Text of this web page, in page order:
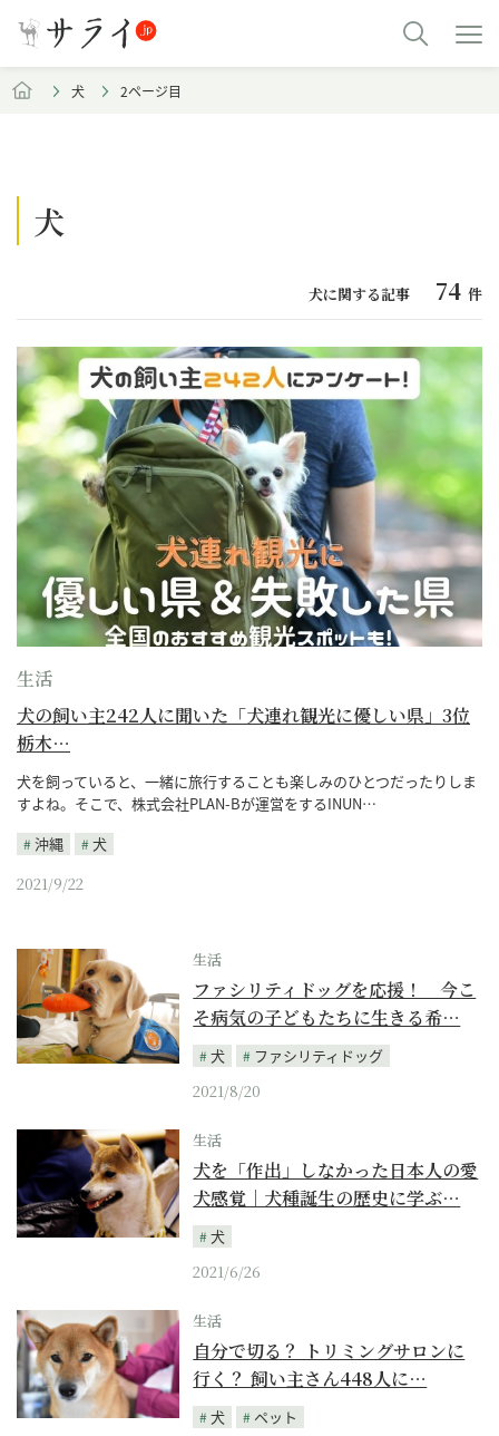
犬 2ページ目
犬
犬に関する記事 74 件
生活
犬の飼い主242人に聞いた「犬連れ観光に優しい県」3位
栃木…
犬を飼っていると、一緒に旅行することも楽しみのひとつだったりしま
すよね。そこで、株式会社PLAN-Bが運営をするINUN…
沖縄
犬
2021/9/22
生活
ファシリティドッグを応援！ 今こ
そ病気の子どもたちに生きる希…
犬
ファシリティドッグ
2021/8/20
生活
犬を「作出」しなかった日本人の愛
犬感覚｜犬種誕生の歴史に学ぶ…
犬
2021/6/26
生活
自分で切る？ トリミングサロンに
行く？ 飼い主さん448人に…
犬
ペット